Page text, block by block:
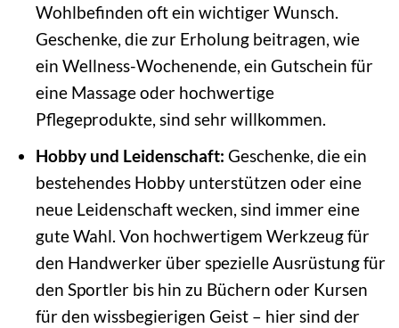
Wohlbefinden oft ein wichtiger Wunsch.
Geschenke, die zur Erholung beitragen, wie
ein Wellness-Wochenende, ein Gutschein für
eine Massage oder hochwertige
Pflegeprodukte, sind sehr willkommen.
Hobby und Leidenschaft: Geschenke, die ein
bestehendes Hobby unterstützen oder eine
neue Leidenschaft wecken, sind immer eine
gute Wahl. Von hochwertigem Werkzeug für
den Handwerker über spezielle Ausrüstung für
den Sportler bis hin zu Büchern oder Kursen
für den wissbegierigen Geist – hier sind der